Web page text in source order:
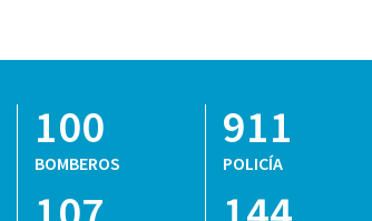
100
BOMBEROS
911
POLICÍA